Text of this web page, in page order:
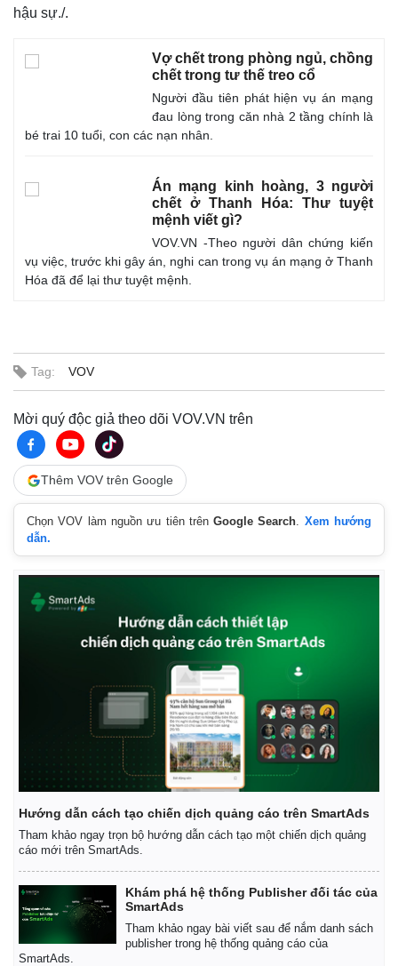
Cuộc sống đó đây
Multimedia
Video
Ảnh
E-Magazine
Infographic
hậu sự./.
Vợ chết trong phòng ngủ, chồng
chết trong tư thế treo cổ
Người đầu tiên phát hiện vụ án mạng
đau lòng trong căn nhà 2 tầng chính là
bé trai 10 tuổi, con các nạn nhân.
Án mạng kinh hoàng, 3 người
chết ở Thanh Hóa: Thư tuyệt
mệnh viết gì?
VOV.VN -Theo người dân chứng kiến
vụ việc, trước khi gây án, nghi can trong vụ án mạng ở Thanh
Hóa đã để lại thư tuyệt mệnh.
Tag: VOV
Mời quý độc giả theo dõi VOV.VN trên
Thêm VOV trên Google
Chọn VOV làm nguồn ưu tiên trênGoogle Search. Xem hướng
dẫn.
Hướng dẫn cách tạo chiến dịch quảng cáo trên SmartAds
Tham khảo ngay trọn bộ hướng dẫn cách tạo một chiến dịch quảng
cáo mới trên SmartAds.
Khám phá hệ thống Publisher đối tác của
SmartAds
Tham khảo ngay bài viết sau để nắm danh sách
publisher trong hệ thống quảng cáo của
SmartAds.